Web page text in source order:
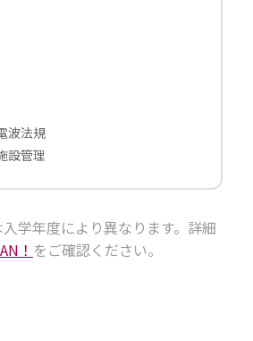
波法規
設管理
学年度により異なります。詳細
！ をご確認ください。